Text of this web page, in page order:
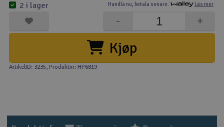
Kamerautrustning
Modellbygg- och byggsatser
Modelljärnväg
Handla nu, betala senare. Läs mer
Kjøp
+
-
2 i lager
ArtikelID: 3235, Produktnr: HP6819